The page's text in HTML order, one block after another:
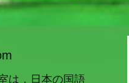
は，日本の国語